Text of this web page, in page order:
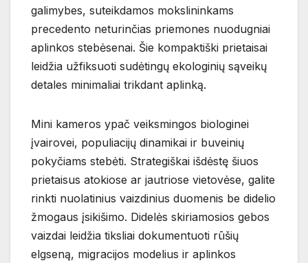
galimybes, suteikdamos mokslininkams
precedento neturinčias priemones nuodugniai
aplinkos stebėsenai. Šie kompaktiški prietaisai
leidžia užfiksuoti sudėtingų ekologinių sąveikų
detales minimaliai trikdant aplinką.
Mini kameros ypač veiksmingos biologinei
įvairovei, populiacijų dinamikai ir buveinių
pokyčiams stebėti. Strategiškai išdėstę šiuos
prietaisus atokiose ar jautriose vietovėse, galite
rinkti nuolatinius vaizdinius duomenis be didelio
žmogaus įsikišimo. Didelės skiriamosios gebos
vaizdai leidžia tiksliai dokumentuoti rūšių
elgseną, migracijos modelius ir aplinkos